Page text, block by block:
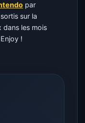
par
sur la
dans les mois
!